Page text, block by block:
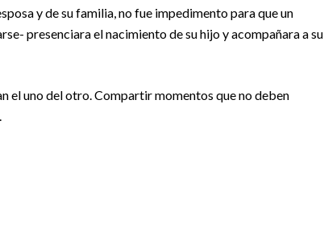
y de su familia, no fue impedimento para que un
presenciara el nacimiento de su hijo y acompañara a su
el uno del otro. Compartir momentos que no deben